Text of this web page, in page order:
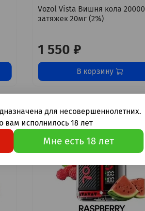
Vozol Vista Вишня кола 20000
затяжек 20мг (2%)
1 550 ₽
В корзину
для несовершеннолетних.
вам исполнилось 18 лет
Мне есть 18 лет